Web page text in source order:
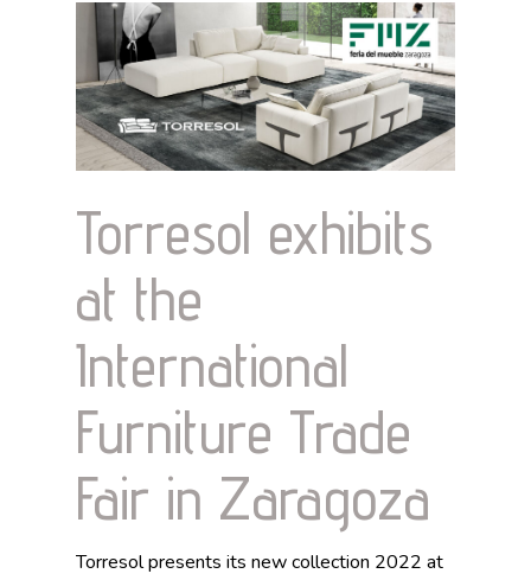
Torresol exhibits
at the
International
Furniture Trade
Fair in Zaragoza
Torresol presents its new collection 2022 at